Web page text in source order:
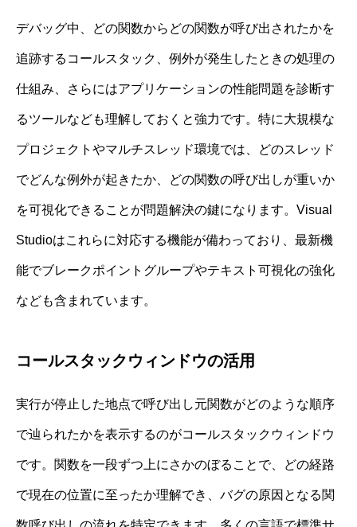
デバッグ中、どの関数からどの関数が呼び出されたかを
追跡するコールスタック、例外が発生したときの処理の
仕組み、さらにはアプリケーションの性能問題を診断す
るツールなども理解しておくと強力です。特に大規模な
プロジェクトやマルチスレッド環境では、どのスレッド
でどんな例外が起きたか、どの関数の呼び出しが重いか
を可視化できることが問題解決の鍵になります。Visual
Studioはこれらに対応する機能が備わっており、最新機
能でブレークポイントグループやテキスト可視化の強化
なども含まれています。
コールスタックウィンドウの活用
実行が停止した地点で呼び出し元関数がどのような順序
で辿られたかを表示するのがコールスタックウィンドウ
です。関数を一段ずつ上にさかのぼることで、どの経路
で現在の位置に至ったか理解でき、バグの原因となる関